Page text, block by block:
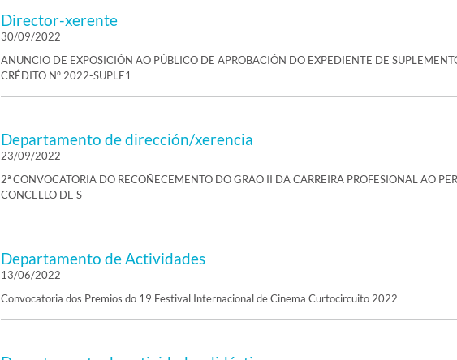
Director-xerente
30/09/2022
ANUNCIO DE EXPOSICIÓN AO PÚBLICO DE APROBACIÓN DO EXPEDIENTE DE
CRÉDITO Nº 2022-SUPLE1
Departamento de dirección/xerencia
23/09/2022
2ª CONVOCATORIA DO RECOÑECEMENTO DO GRAO II DA CARREIRA PROFESIONAL AO
CONCELLO DE S
Departamento de Actividades
13/06/2022
Convocatoria dos Premios do 19 Festival Internacional de Cinema Curtocircuito 2022